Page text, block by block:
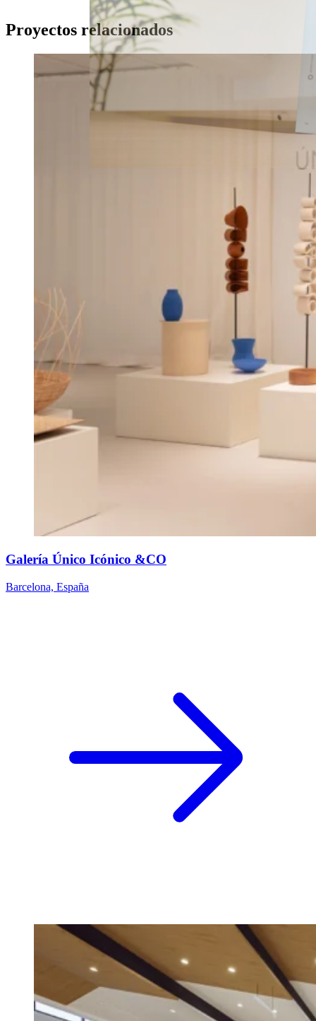
Proyectos relacionados
Galería Único Icónico &CO
Barcelona, España